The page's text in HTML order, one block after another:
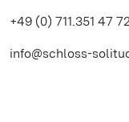
+49 (0) 711.351 47
info@schloss-